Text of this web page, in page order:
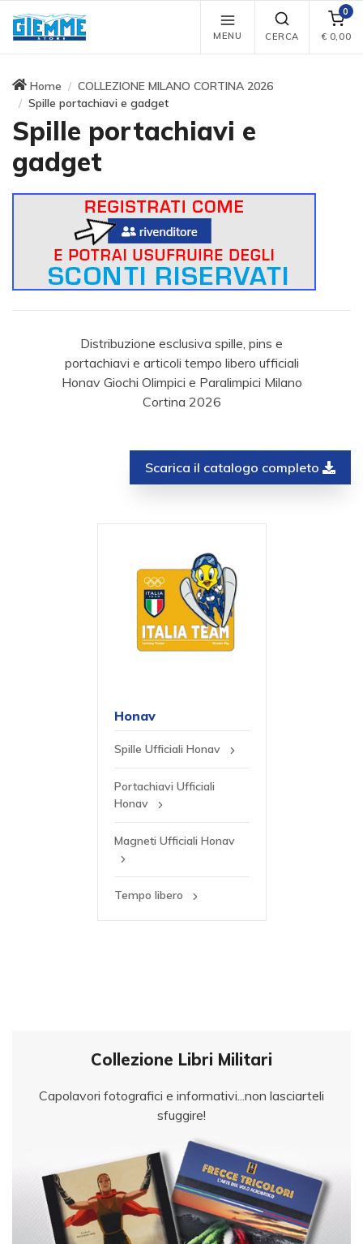
MENU CERCA
0
€ 0,00
Home
COLLEZIONE MILANO CORTINA 2026
Spille portachiavi e gadget
Spille portachiavi e
gadget
Distribuzione esclusiva spille, pins e
portachiavi e articoli tempo libero ufficiali
Honav Giochi Olimpici e Paralimpici Milano
Cortina 2026
Scarica il catalogo completo
Honav
Spille Ufficiali Honav
Portachiavi Ufficiali
Honav
Magneti Ufficiali Honav
Tempo libero
Collezione Libri Militari
Capolavori fotografici e informativi...non lasciarteli
sfuggire!